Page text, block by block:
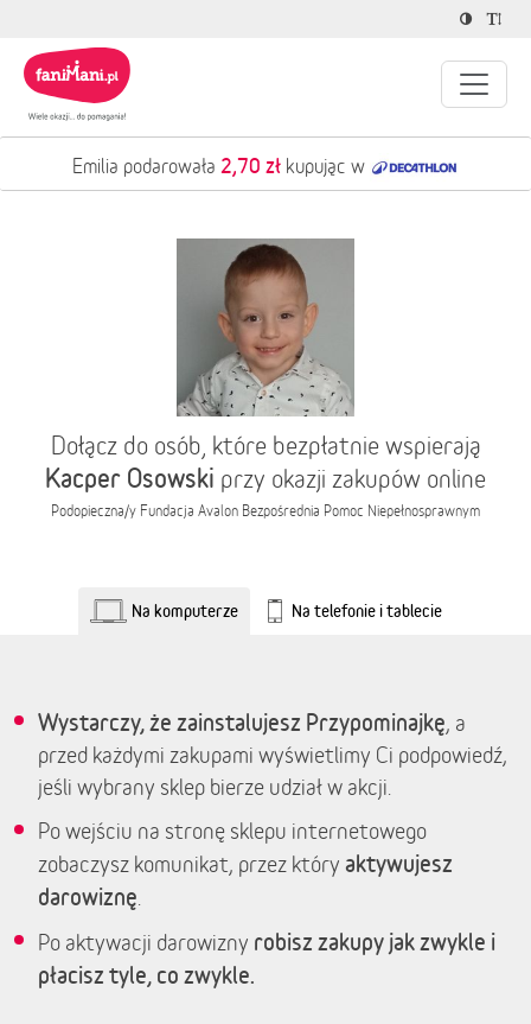
Emilia podarowała 2,70 zł kupując w
Dołącz do osób, które bezpłatnie wspierają
Kacper Osowski przy okazji zakupów online
Podopieczna/y Fundacja Avalon Bezpośrednia Pomoc Niepełnosprawnym
Na komputerze Na telefonie i tablecie
Wystarczy, że zainstalujesz Przypominajkę, a
przed każdymi zakupami wyświetlimy Ci podpowiedź,
jeśli wybrany sklep bierze udział w akcji.
Po wejściu na stronę sklepu internetowego
zobaczysz komunikat, przez który aktywujesz
darowiznę
Po aktywacji darowizny robisz zakupy jak zwykle i
płacisz tyle, co zwykle.